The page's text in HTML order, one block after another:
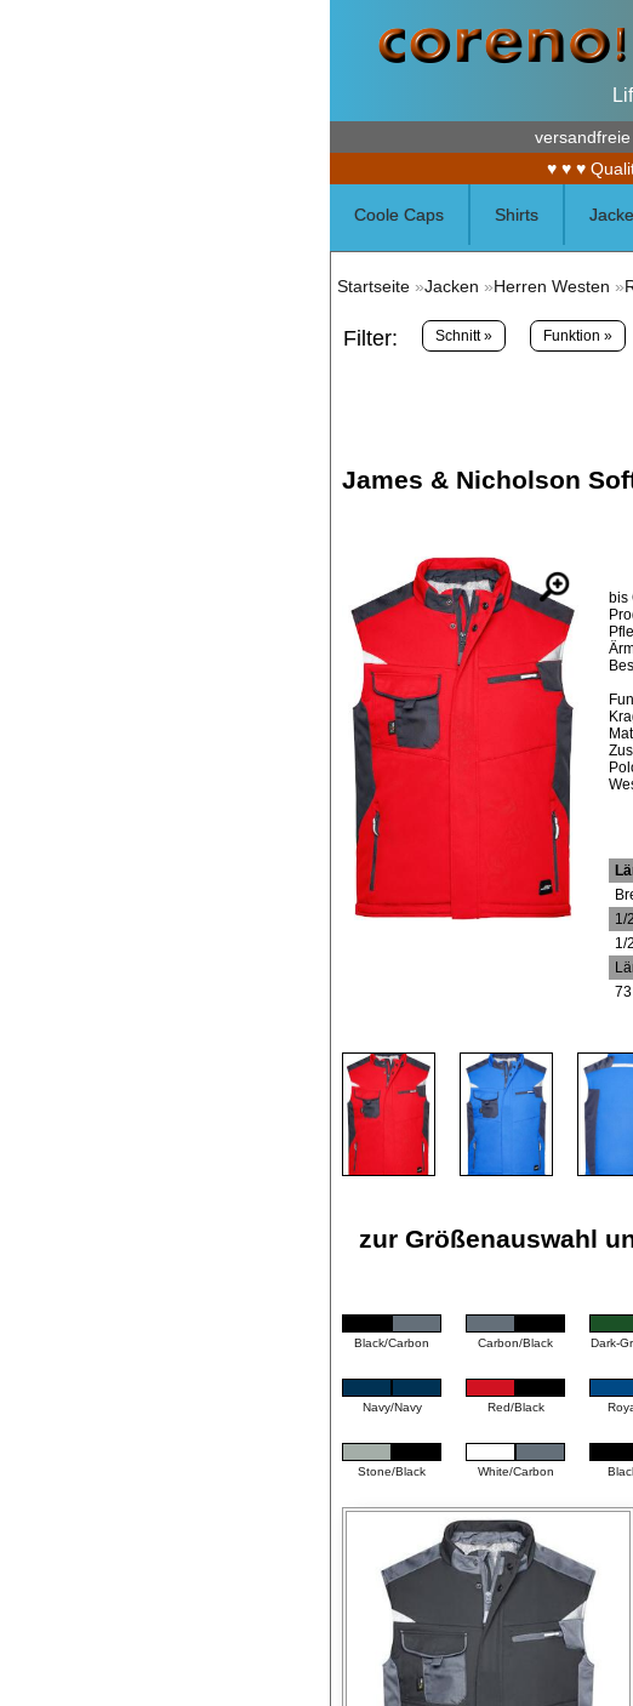
♥ ♥ ♥
Coole Caps Shirts
Startseite »Jacken »Herren Westen »
Filter: Schnitt » Funktion »
James & Nicholson
bis
1/
1/
73
zur Größenauswahl
Black/Carbon Carbon/Black Dark-
Navy/Navy Red/Black
Stone/Black White/Carbon